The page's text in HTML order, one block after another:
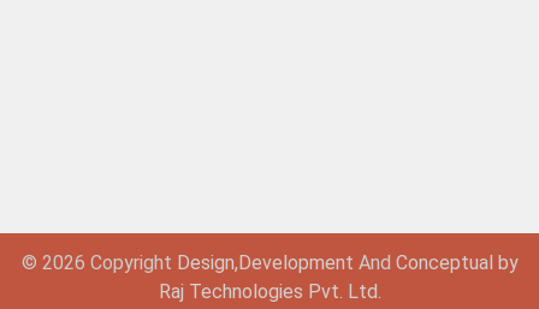
© 2026 Copyright Design,Development And Conceptual by
Raj Technologies Pvt. Ltd.